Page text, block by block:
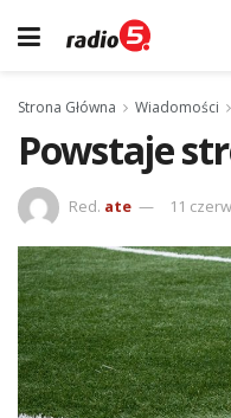
Strona Główna Wiadomości
Powstaje
Red. ate 11